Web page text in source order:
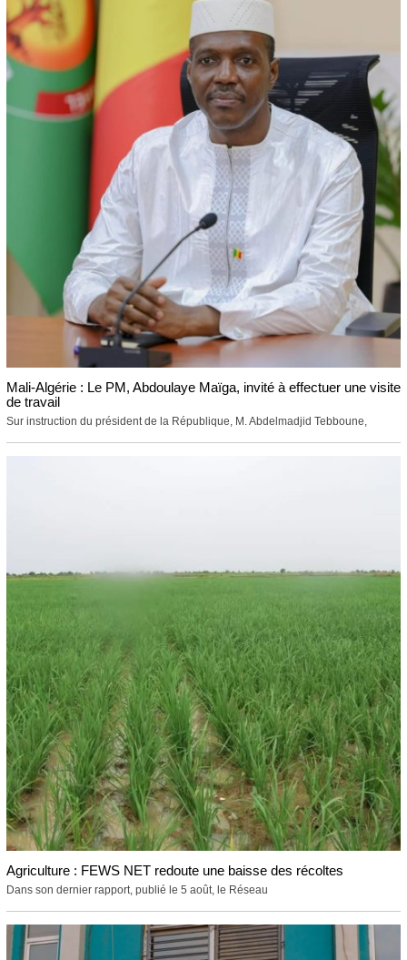
Mali-Algérie : Le PM, Abdoulaye Maïga, invité à effectuer une visite
de travail
Sur instruction du président de la République, M. Abdelmadjid Tebboune,
Agriculture : FEWS NET redoute une baisse des récoltes
Dans son dernier rapport, publié le 5 août, le Réseau